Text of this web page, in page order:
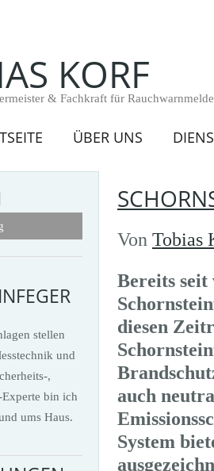
KORF
& Fachkraft für
ÜBER UNS
stellen
und
,
bin ich
ums Haus.
Von Tobias
Bereits seit
diesen
auch
System